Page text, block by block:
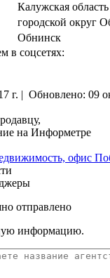
Калужская область
городской округ
Обнинск
в соцсетях:
г. | Обновлено: 09
на Информетре
офис
отправлено
информацию.